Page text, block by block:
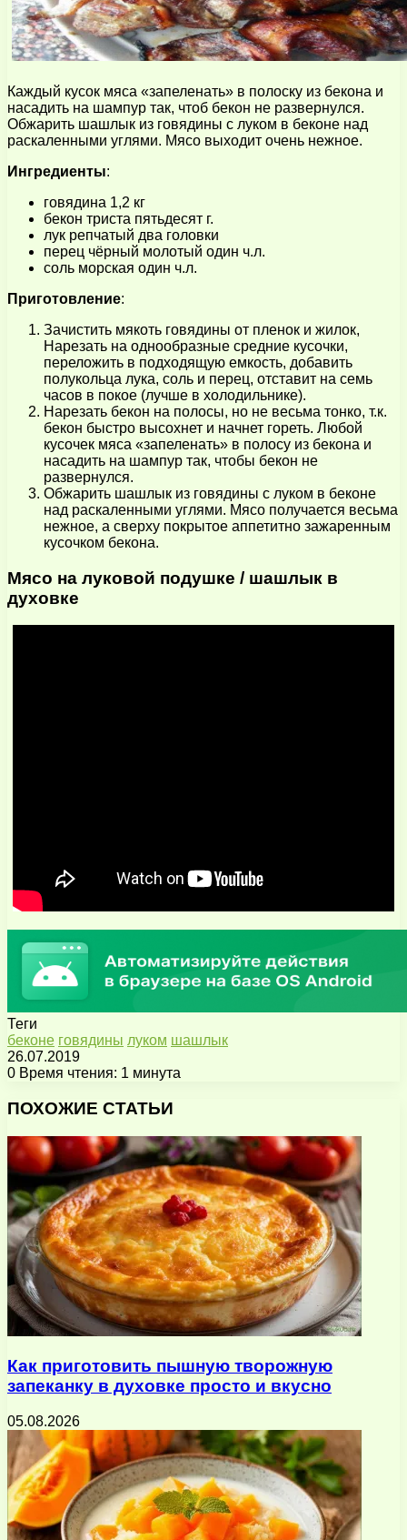
Каждый кусок мяса «запеленать» в полоску из бекона и
насадить на шампур так, чтоб бекон не развернулся.
Обжарить шашлык из говядины с луком в беконе над
раскаленными углями. Мясо выходит очень нежное.
Ингредиенты:
говядина 1,2 кг
бекон триста пятьдесят г.
лук репчатый два головки
перец чёрный молотый один ч.л.
соль морская один ч.л.
Приготовление:
Зачистить мякоть говядины от пленок и жилок,
Нарезать на однообразные средние кусочки,
переложить в подходящую емкость, добавить
полукольца лука, соль и перец, отставит на семь
часов в покое (лучше в холодильнике).
Нарезать бекон на полосы, но не весьма тонко, т.к.
бекон быстро высохнет и начнет гореть. Любой
кусочек мяса «запеленать» в полосу из бекона и
насадить на шампур так, чтобы бекон не
развернулся.
Обжарить шашлык из говядины с луком в беконе
над раскаленными углями. Мясо получается весьма
нежное, а сверху покрытое аппетитно зажаренным
кусочком бекона.
Мясо на луковой подушке / шашлык в
духовке
Теги
беконе говядины луком шашлык
26.07.2019
0 Время чтения: 1 минута
через
почту
ПОХОЖИЕ СТАТЬИ
Как приготовить пышную творожную
запеканку в духовке просто и вкусно
05.08.2026